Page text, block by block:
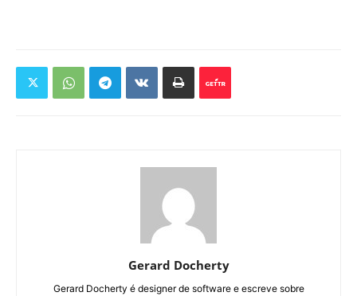
Gerard Docherty
Gerard Docherty é designer de software e escreve sobre